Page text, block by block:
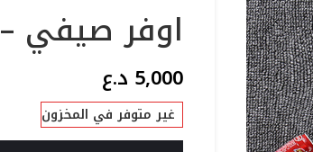
اوفر صيفي – 80
5,000 د.ع
غير متوفر في المخزون